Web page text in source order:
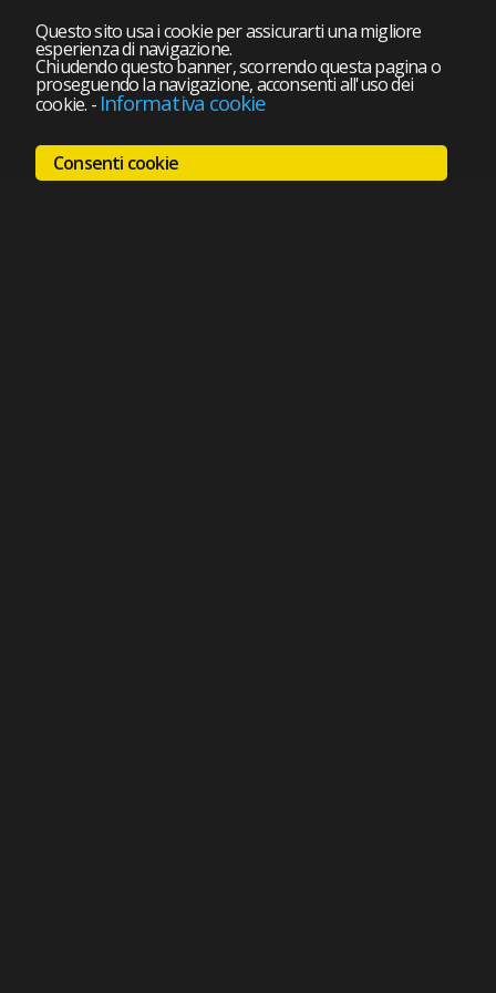
Questo sito usa i cookie per assicurarti una migliore
esperienza di navigazione.
Chiudendo questo banner, scorrendo questa pagina o
proseguendo la navigazione, acconsenti all'uso dei
cookie. - Informativa cookie
Consenti cookie